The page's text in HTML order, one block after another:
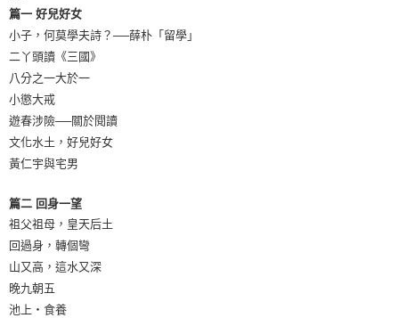
篇一 好兒好女
小子，何莫學夫詩？──薛朴「留學」
二丫頭讀《三國》
八分之一大於一
小懲大戒
遊春涉險──關於閱讀
文化水土，好兒好女
黃仁宇與宅男
篇二 回身一望
祖父祖母，皇天后土
回過身，轉個彎
山又高，這水又深
晚九朝五
池上‧食養